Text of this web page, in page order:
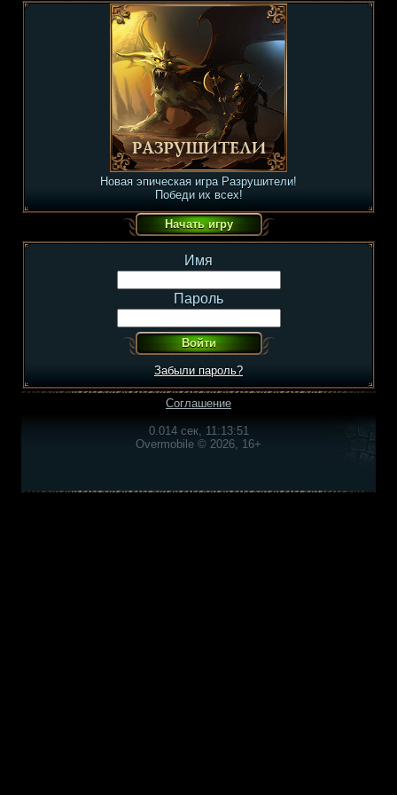
Новая эпическая игра Разрушители!
Победи их всех!
Имя
Пароль
Забыли пароль?
Соглашение
0.014 сек, 11:13:51
Overmobile © 2026, 16+